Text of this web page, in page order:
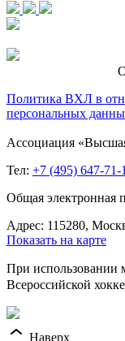
Политика ВХЛ в
персональных
Ассоциация
Тел: +7 (495) 647-71-
Общая электронная
Адрес: 115280,
Показать на карте
При использовании
Всероссийской
Наверх